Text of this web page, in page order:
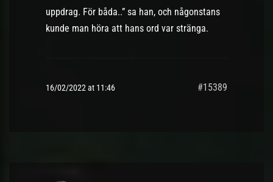
uppdrag. För båda..” sa han, och någonstans
kunde man höra att hans ord var stränga.
16/02/2022 at 11:46 #15389